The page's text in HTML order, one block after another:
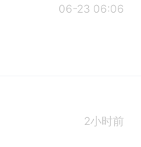
06-23 06:06
2小时前